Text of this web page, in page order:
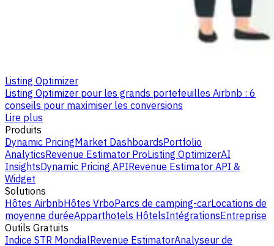
Listing Optimizer
Listing Optimizer pour les grands portefeuilles Airbnb : 6
conseils pour maximiser les conversions
Lire plus
Produits
Dynamic PricingMarket DashboardsPortfolio
AnalyticsRevenue Estimator ProListing OptimizerAI
InsightsDynamic Pricing APIRevenue Estimator API &
Widget
Solutions
Hôtes AirbnbHôtes VrboParcs de camping-carLocations de
moyenne duréeApparthotels HôtelsIntégrationsEntreprise
Outils Gratuits
Indice STR MondialRevenue EstimatorAnalyseur de